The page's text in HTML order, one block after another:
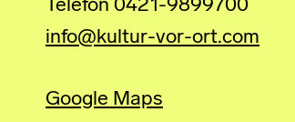
Telefon 0421-9899700
info@kultur-vor-ort.com
Google Maps